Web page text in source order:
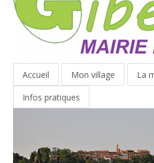
Accueil Mon village
La
Infos pratiques